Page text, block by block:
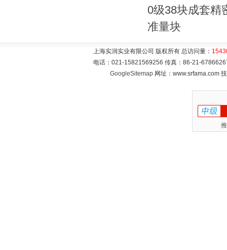
0级38块成套精
准量块
上海实润实业有限公司 版权所有 总访问量：
电话：021-15821569256 传真：86-21-
GoogleSitemap网址：www.srfama.com